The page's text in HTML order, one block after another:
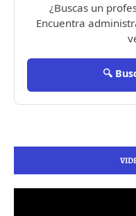
¿Buscas un
Encuentra
🔍